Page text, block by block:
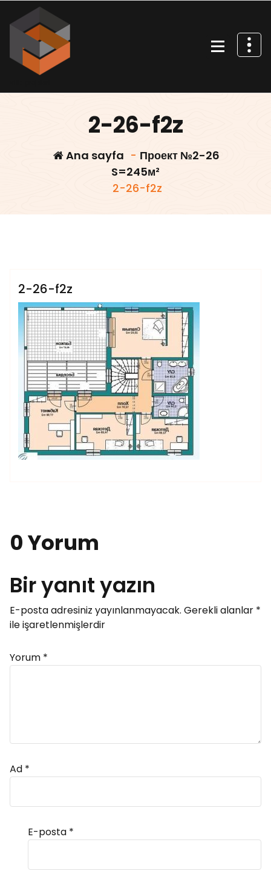
geç
2-26-f2z
Ana sayfa - Проект №2-26
S=245м²
2-26-f2z
2-26-f2z
0 Yorum
Bir yanıt yazın
E-posta adresiniz yayınlanmayacak. Gerekli alanlar *
ile işaretlenmişlerdir
Yorum *
Ad *
E-posta *
Alternative: